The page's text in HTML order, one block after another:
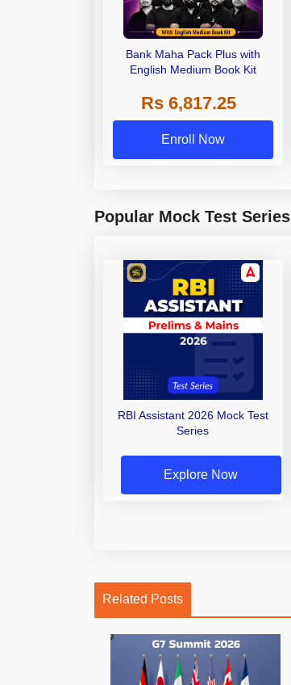
Bank Maha Pack Plus with
English Medium Book Kit
Rs 6,817.25
Enroll Now
Popular Mock Test Series
RBI Assistant 2026 Mock Test
Series
Explore Now
Related Posts